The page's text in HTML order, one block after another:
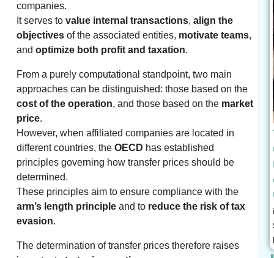
companies.
It serves to value internal transactions, align the
objectivesof the associated entities, motivate teams,
and optimize both profit and taxation.
From a purely computational standpoint, two main
approaches can be distinguished: those based on the
cost of the operation, and those based on the market
price.
However, when affiliated companies are located in
different countries, the OECD has established
principles governing how transfer prices should be
determined.
These principles aim to ensure compliance with the
arm’s length principleand to reduce the risk of tax
evasion.
The determination of transfer prices therefore raises